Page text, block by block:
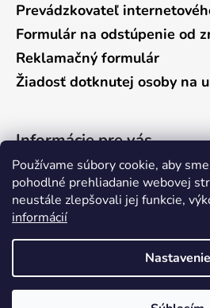
Používame súbory cookie, aby
pohodlné prehliadanie webovej
neustále zlepšovali jej funkcie,
informácií
Nastavenie
Prevádzkovateľ
Formulár na odstúpenie od
Reklamačný formulár
Žiadosť dotknutej osoby na
Informácie pre vás
Predajňa Vráble
Predajňa Pieštany
Ako nakupovať